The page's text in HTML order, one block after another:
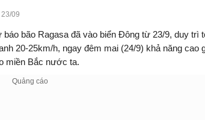
23/09
báo bão Ragasa đã vào biển Đông từ 23/9, duy trì
20-25km/h, ngay đêm mai (24/9) khả năng cao
miền Bắc nước ta.